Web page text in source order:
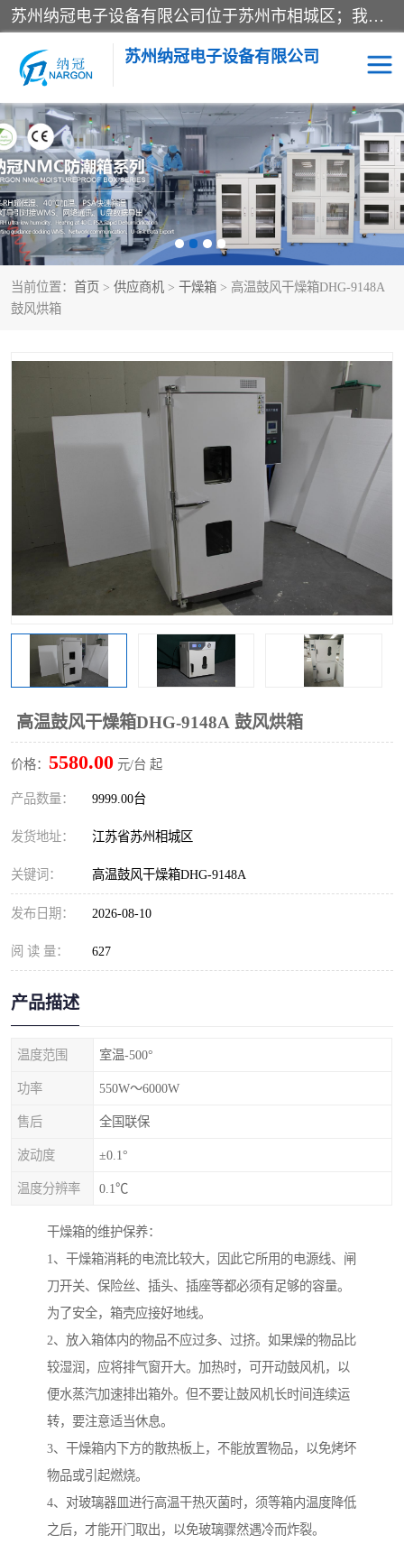
苏州纳冠电子设备有限公司位于苏州市相城区；我司依托国外先进技术结合国内用户的需求，为客户提供具有WMS功能的超低湿快速除湿电子防潮，压缩空气连续干燥柜、智能物料管理氮气储物柜、自制氮氮气柜、防潮氮气组合柜、不锈钢洁净氮气柜、洁净储物柜、石墨舟柜、亮灯导引丝网板存储柜、PCB柔性板气密干燥柜等
苏州纳冠电子设备有限公司
当前位置： 首页 > 供应商机 > 干燥箱 > 高温鼓风干燥箱DHG-9148A
鼓风烘箱
高温鼓风干燥箱DHG-9148A 鼓风烘箱
价格： 5580.00 元/台 起
产品数量： 9999.00台
发货地址： 江苏省苏州相城区
关键词： 高温鼓风干燥箱DHG-9148A
发布日期： 2026-08-10
阅 读 量： 627
产品描述
温度范围 室温-500°
功率 550W～6000W
售后 全国联保
波动度 ±0.1°
温度分辨率 0.1℃
干燥箱的维护保养：
1、干燥箱消耗的电流比较大，因此它所用的电源线、闸
刀开关、保险丝、插头、插座等都必须有足够的容量。
为了安全，箱壳应接好地线。
2、放入箱体内的物品不应过多、过挤。如果燥的物品比
较湿润，应将排气窗开大。加热时，可开动鼓风机，以
便水蒸汽加速排出箱外。但不要让鼓风机长时间连续运
转，要注意适当休息。
3、干燥箱内下方的散热板上，不能放置物品，以免烤坏
物品或引起燃烧。
4、对玻璃器皿进行高温干热灭菌时，须等箱内温度降低
之后，才能开门取出，以免玻璃骤然遇冷而炸裂。
电子防潮箱 氮气柜
智能料架 干燥箱